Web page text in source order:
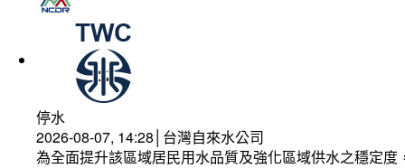
停水
2026-08-07, 14:28│台灣自來水公司
為全面提升該區域居民用水品質及強化區域供水之穩定